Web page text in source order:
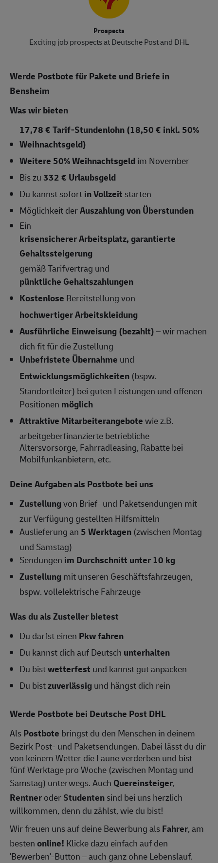
Prospects
Exciting job prospects at Deutsche Post and DHL
Werde Postbote für Pakete und Briefe in
Bensheim
Was wir bieten
17,78 € Tarif-Stundenlohn (18,50 € inkl. 50%
Weihnachtsgeld)
Weitere 50% Weihnachtsgeldim November
Bis zu332 € Urlaubsgeld
Du kannst sofortin Vollzeit starten
Möglichkeit derAuszahlung von Überstunden
Ein
krisensicherer Arbeitsplatz, garantierte
Gehaltssteigerung
gemäß Tarifvertrag und
pünktliche Gehaltszahlungen
Kostenlose Bereitstellung von
hochwertiger Arbeitskleidung
Ausführliche Einweisung (bezahlt)– wir machen
dich fit für die Zustellung
Unbefristete Übernahme und
Entwicklungsmöglichkeiten (bspw.
Standortleiter) bei guten Leistungen und offenen
Positionen möglich
Attraktive Mitarbeiterangebotewie z.B.
arbeitgeberfinanzierte betriebliche
Altersvorsorge, Fahrradleasing, Rabatte bei
Mobilfunkanbietern, etc.
Deine Aufgaben als Postbote bei uns
Zustellungvon Brief- und Paketsendungen mit
zur Verfügung gestellten Hilfsmitteln
Auslieferung an5 Werktagen (zwischen Montag
und Samstag)
Sendungen im Durchschnitt unter 10 kg
Zustellungmit unseren Geschäftsfahrzeugen,
bspw. vollelektrische Fahrzeuge
Was du als Zusteller bietest
Du darfst einen Pkw fahren
Du kannst dich auf Deutsch unterhalten
Du bistwetterfest und kannst gut anpacken
Du bistzuverlässigund hängst dich rein
Werde Postbote bei Deutsche Post DHL
AlsPostbote bringst du den Menschen in deinem
Bezirk Post- und Paketsendungen. Dabei lässt du dir
von keinem Wetter die Laune verderben und bist
fünf Werktage pro Woche (zwischen Montag und
Samstag) unterwegs. Auch Quereinsteiger,
RentneroderStudentensind bei uns herzlich
willkommen, denn du zählst, wie du bist!
Wir freuen uns auf deine Bewerbung alsFahrer, am
bestenonline! Klicke dazu einfach auf den
'Bewerben'-Button – auch ganz ohne Lebenslauf.